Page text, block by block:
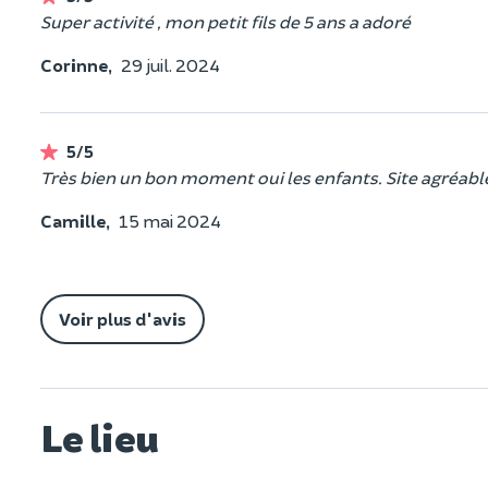
Super activité , mon petit fils de 5 ans a adoré
Corinne, 29 juil. 2024
5/5
Très bien un bon moment oui les enfants. Site
Camille, 15 mai 2024
Voir plus d'avis
Le lieu